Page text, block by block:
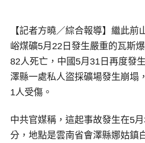
【記者方曉／綜合報導】 繼此前
峪煤礦5月22日發生嚴重的瓦斯
82人死亡，中國5月31日再度發
澤縣一處私人盜採礦場發生崩塌
1人受傷。
中共官媒稱，這起事故發生在5
分，地點是雲南省會澤縣娜姑鎮